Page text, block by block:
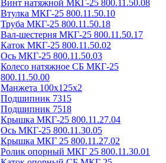
Винт натяжной МКГ-25 800.11.50.08
Втулка МКГ-25 800.11.50.10
Труба МКГ-25 800.11.50.18
Вал-шестерня МКГ-25 800.11.50.17
Каток МКГ-25 800.11.50.02
Ось МКГ-25 800.11.50.03
Колесо натяжное СБ МКГ-25
800.11.50.00
Манжета 100х125х2
Подшипник 7315
Подшипник 7518
Крышка МКГ-25 800.11.27.04
Ось МКГ-25 800.11.30.05
Крышка МКГ 25 800.11.27.02
Ролик опорный МКГ 25 800.11.30.01